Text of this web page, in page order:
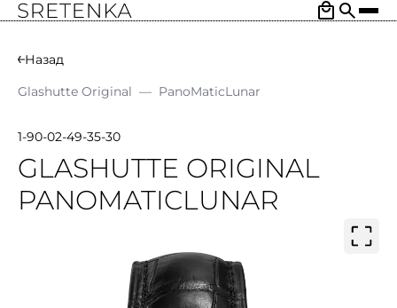
Назад
Glashutte Original — PanoMaticLunar
1-90-02-49-35-30
GLASHUTTE ORIGINAL
PANOMATICLUNAR